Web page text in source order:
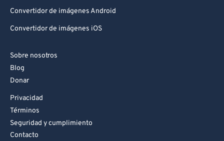
Convertidor de imágenes Android
Convertidor de imágenes iOS
Sobre nosotros
Blog
Donar
Privacidad
Términos
Seguridad y cumplimiento
Contacto